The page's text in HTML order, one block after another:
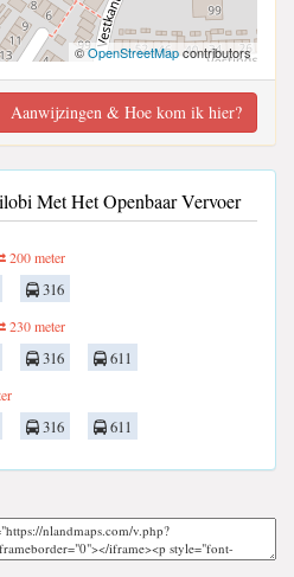
©OpenStreetMapcontributors
Aanwijzingen & Hoe kom ik hier?
Met Het Openbaar Vervoer
200 meter
316
230 meter
316
611
316 611